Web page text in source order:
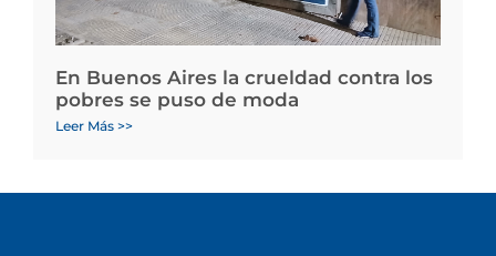
En Buenos Aires la crueldad contra los
pobres se puso de moda
Leer Más >>